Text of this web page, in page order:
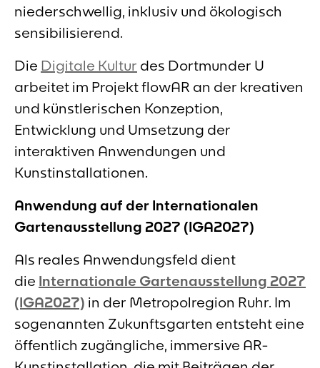
niederschwellig, inklusiv und ökologisch
sensibilisierend.
Die Digitale Kultur des Dortmunder U
arbeitet im Projekt flowAR an der kreativen
und künstlerischen Konzeption,
Entwicklung und Umsetzung der
interaktiven Anwendungen und
Kunstinstallationen.
Anwendung auf der Internationalen
Gartenausstellung 2027 (IGA2027)
Als reales Anwendungsfeld dient
die Internationale Gartenausstellung 2027
(IGA2027) in der Metropolregion Ruhr. Im
sogenannten Zukunftsgarten entsteht eine
öffentlich zugängliche, immersive AR-